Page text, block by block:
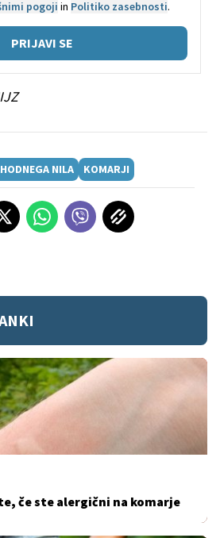
pogoji in Politiko zasebnosti.
PRIJAVI SE
NILA KOMARJI
če ste alergični na komarje